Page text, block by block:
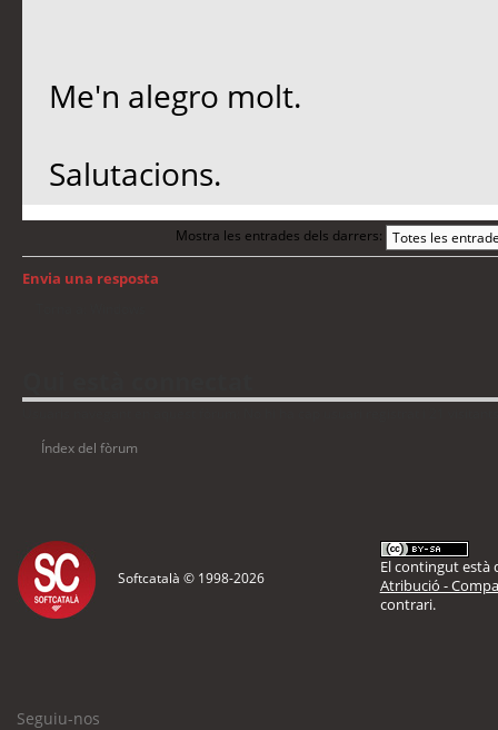
Me'n alegro molt.
Salutacions.
Mostra les entrades dels darrers:
Envia una resposta
Índex del fòrum
Softcatalà © 1998-2026
El contingut està
Atribució -
contrari.
Seguiu-nos